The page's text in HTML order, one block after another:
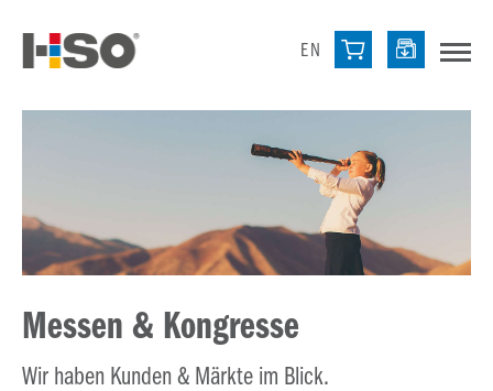
EN
Messen & Kongresse
Wir haben Kunden & Märkte im Blick.